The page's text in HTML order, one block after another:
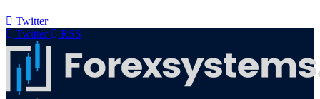
Twitter
Twitter
RSS